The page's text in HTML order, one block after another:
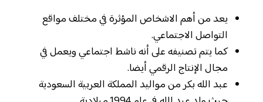
يعد من أهم الاشخاص المؤثرة في مختلف مواقع
التواصل الاجتماعي.
كما يتم تصنيفه على أنه ناشط اجتماعي ويعمل في
مجال الإنتاج الرقمي أيضا.
عبد الله بكر من مواليد المملكة العربية السعودية